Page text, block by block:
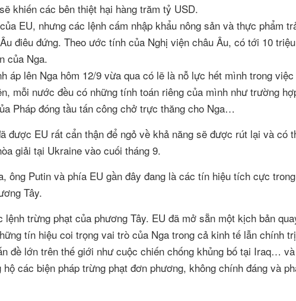
khiến các bên thiệt hại hàng trăm tỷ USD.
EU, nhưng các lệnh cấm nhập khẩu nông sản và thực phẩm
điêu đứng. Theo ước tính của Nghị viện châu Âu, có tới 10 triệu
của Nga.
áp lên Nga hôm 12/9 vừa qua có lẽ là nỗ lực hết mình trong
mỗi nước đều có những tính toán riêng của mình như trường
Pháp đóng tầu tấn công chở trực thăng cho Nga…
được EU rất cẩn thận để ngỏ về khả năng sẽ được rút lại và có
giải tại Ukraine vào cuối tháng 9.
ông Putin và phía EU gần đây đang là các tín hiệu tích cực
Tây.
trừng phạt của phương Tây. EU đã mở sẵn một kịch bản
tín hiệu coi trọng vai trò của Nga trong cả kinh tế lẫn chính
đề lớn trên thế giới như cuộc chiến chống khủng bố tại Iraq… và
các biện pháp trừng phạt đơn phương, không chính đáng và